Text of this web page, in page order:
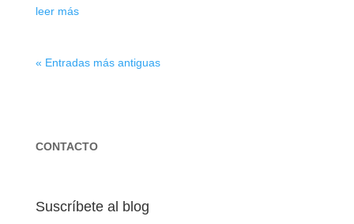
leer más
« Entradas más antiguas
CONTACTO
Suscríbete al blog